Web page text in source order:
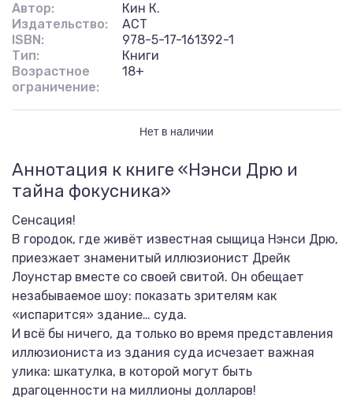
Автор:
Кин К.
Издательство:
АСТ
ISBN:
978-5-17-161392-1
Тип:
Книги
Возрастное
ограничение:
18+
Нет в наличии
Аннотация к книге «Нэнси Дрю и
тайна фокусника»
Сенсация!
В городок, где живёт известная сыщица Нэнси Дрю,
приезжает знаменитый иллюзионист Дрейк
Лоунстар вместе со своей свитой. Он обещает
незабываемое шоу: показать зрителям как
«испарится» здание… суда.
И всё бы ничего, да только во время представления
иллюзиониста из здания суда исчезает важная
улика: шкатулка, в которой могут быть
драгоценности на миллионы долларов!